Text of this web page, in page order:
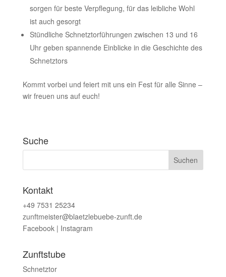
sorgen für beste Verpflegung, für das leibliche Wohl
ist auch gesorgt
Stündliche Schnetztorführungen zwischen 13 und 16
Uhr geben spannende Einblicke in die Geschichte des
Schnetztors
Kommt vorbei und feiert mit uns ein Fest für alle Sinne –
wir freuen uns auf euch!
Suche
Kontakt
+49 7531 25234
zunftmeister@blaetzlebuebe-zunft.de
Facebook| Instagram
Zunftstube
Schnetztor